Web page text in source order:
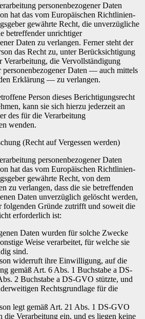
personenbezogener Daten
hat das vom Europäischen Richtlinien-
gewährte Recht, die unverzügliche
betreffender unrichtiger
Daten zu verlangen. Ferner steht der
das Recht zu, unter Berücksichtigung
Verarbeitung, die Vervollständigung
personenbezogener Daten — auch mittels
Erklärung — zu verlangen.
Person dieses Berichtigungsrecht
kann sie sich hierzu jederzeit an
des für die Verarbeitung
wenden.
(Recht auf Vergessen werden)
personenbezogener Daten
hat das vom Europäischen Richtlinien-
gewährte Recht, von dem
zu verlangen, dass die sie betreffenden
Daten unverzüglich gelöscht werden,
folgenden Gründe zutrifft und soweit die
erforderlich ist:
Daten wurden für solche Zwecke
Weise verarbeitet, für welche sie
sind.
widerruft ihre Einwilligung, auf die
gemäß Art. 6 Abs. 1 Buchstabe a DS-
2 Buchstabe a DS-GVO stützte, und
Rechtsgrundlage für die
legt gemäß Art. 21 Abs. 1 DS-GVO
die Verarbeitung ein, und es liegen keine